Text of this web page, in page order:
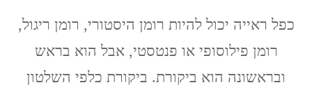
שנהב-שהרבני
כפל
כפל ראייה יכול להיות רומן היסטורי, רומן ריגול,
רומן פילוסופי או פנטסטי, אבל הוא בראש
ובראשונה הוא ביקורת. ביקורת כלפי השלטון